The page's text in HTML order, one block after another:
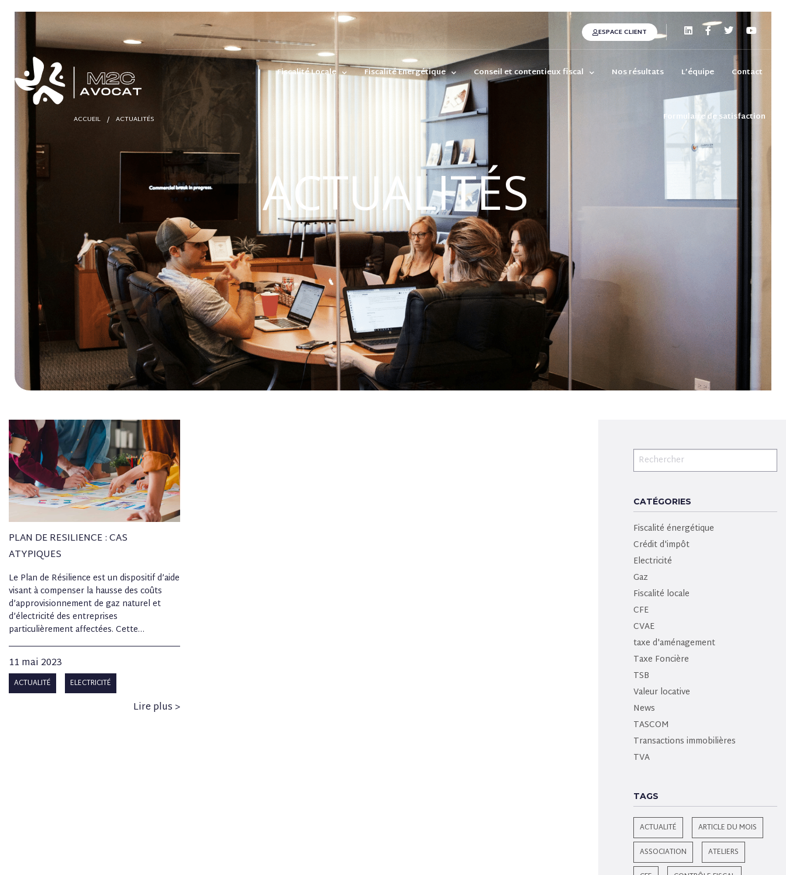
ESPACE CLIENT
Fiscalité Locale Fiscalité Energétique Conseil et contentieux fiscal Nos résultats L’équipe Contact
Formulaire de satisfaction
ACCUEIL / ACTUALITÉS
ACTUALITÉS
PLAN DE RESILIENCE : CAS
ATYPIQUES
Le Plan de Résilience est un dispositif d’aide
visant à compenser la hausse des coûts
d’approvisionnement de gaz naturel et
d’électricité des entreprises
particulièrement affectées. Cette…
11 mai 2023
ACTUALITÉ ELECTRICITÉ
Lire plus >
CATÉGORIES
Fiscalité énergétique
Crédit d'impôt
Electricité
Gaz
Fiscalité locale
CFE
CVAE
taxe d'aménagement
Taxe Foncière
TSB
Valeur locative
News
TASCOM
Transactions immobilières
TVA
TAGS
ACTUALITÉ
ARTICLE DU MOIS
ASSOCIATION
ATELIERS